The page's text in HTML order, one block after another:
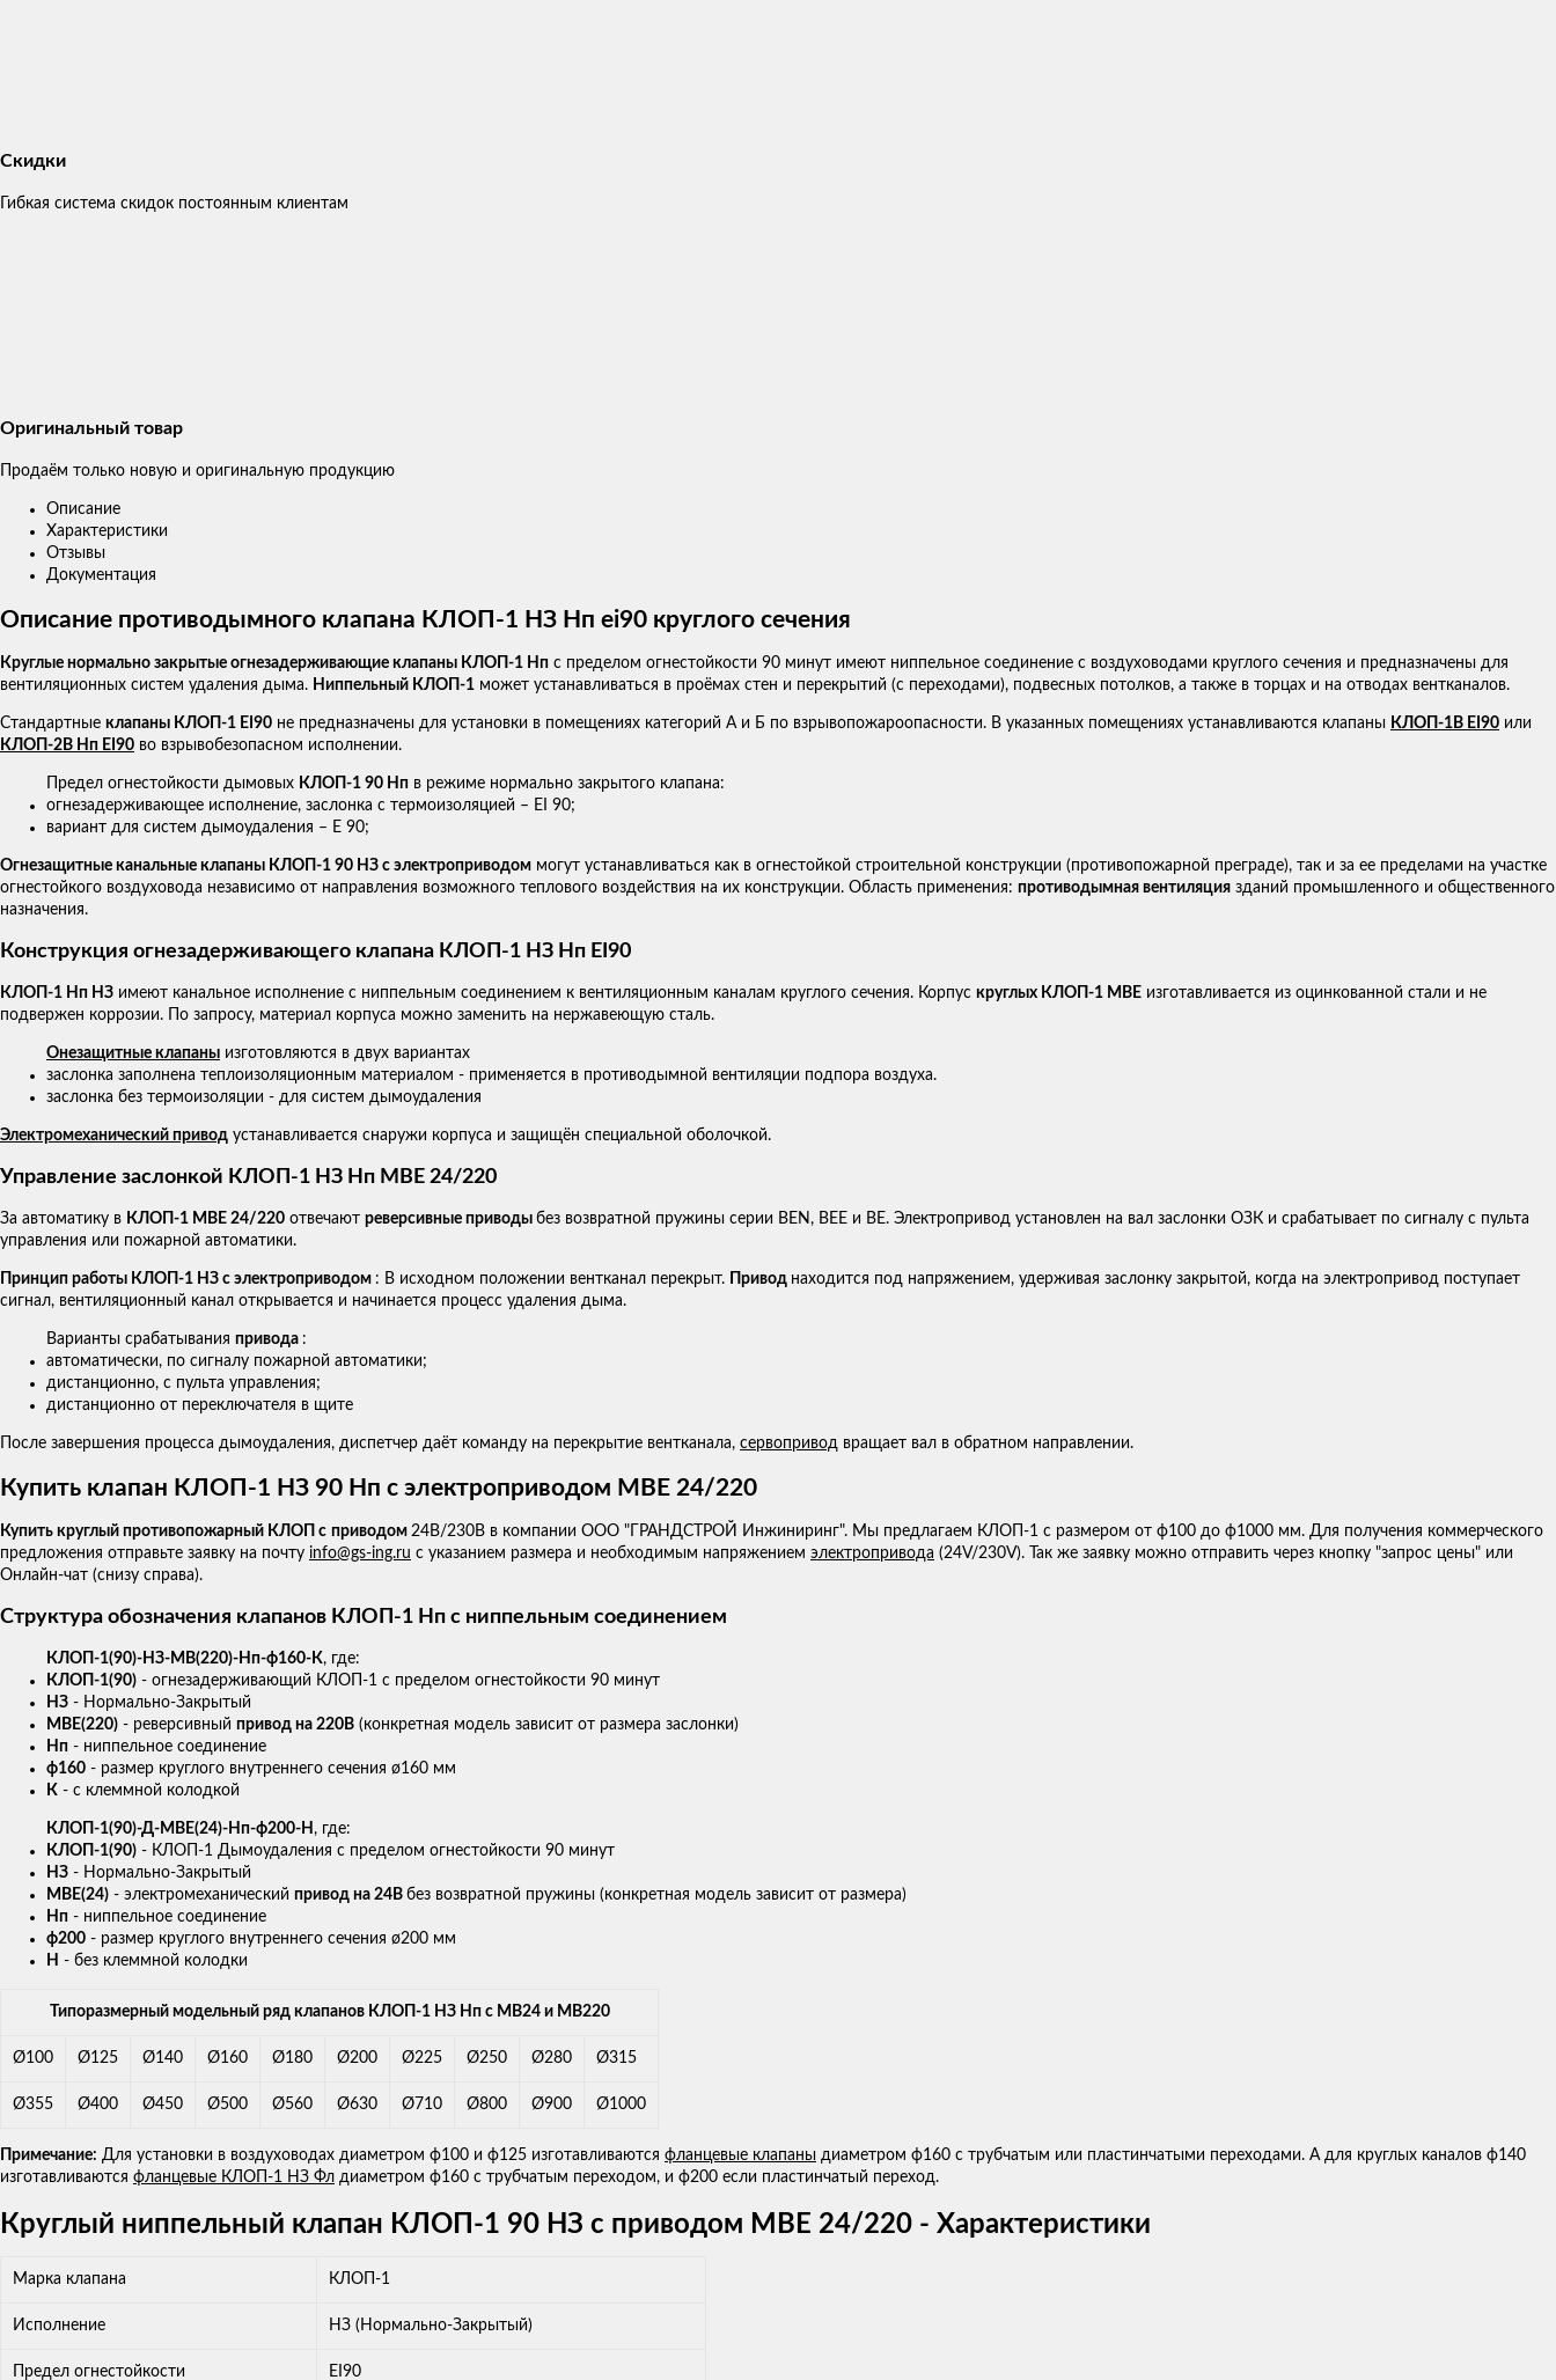
Скидки
Гибкая система скидок постоянным клиентам
Оригинальный товар
Продаём только новую и оригинальную продукцию
Описание
Характеристики
Отзывы
Документация
Описание противодымного клапана КЛОП-1 НЗ Нп ei90 круглого сечения
Круглые нормально закрытые огнезадерживающие клапаны КЛОП-1 Нп с пределом огнестойкости 90 минут имеют ниппельное соединение с воздуховодами круглого сечения и предназначены для
вентиляционных систем удаления дыма. Ниппельный КЛОП-1 может устанавливаться в проёмах стен и перекрытий (с переходами), подвесных потолков, а также в торцах и на отводах вентканалов.
Стандартные клапаны КЛОП-1 EI90 не предназначены для установки в помещениях категорий А и Б по взрывопожароопасности. В указанных помещениях устанавливаются клапаны КЛОП-1В EI90 или
КЛОП-2В Нп EI90 во взрывобезопасном исполнении.
Предел огнестойкости дымовых КЛОП-1 90 Нп в режиме нормально закрытого клапана:
огнезадерживающее исполнение, заслонка с термоизоляцией – EI 90;
вариант для систем дымоудаления – E 90;
Огнезащитные канальные клапаны КЛОП-1 90 НЗ с электроприводом могут устанавливаться как в огнестойкой строительной конструкции (противопожарной преграде), так и за ее пределами на участке
огнестойкого воздуховода независимо от направления возможного теплового воздействия на их конструкции. Область применения: противодымная вентиляция зданий промышленного и общественного
назначения.
Конструкция огнезадерживающего клапана КЛОП-1 НЗ Нп EI90
КЛОП-1 Нп НЗ имеют канальное исполнение с ниппельным соединением к вентиляционным каналам круглого сечения. Корпус круглых КЛОП-1 МВЕ изготавливается из оцинкованной стали и не
подвержен коррозии. По запросу, материал корпуса можно заменить на нержавеющую сталь.
Онезащитные клапаны изготовляются в двух вариантах
заслонка заполнена теплоизоляционным материалом - применяется в противодымной вентиляции подпора воздуха.
заслонка без термоизоляции - для систем дымоудаления
Электромеханический привод устанавливается снаружи корпуса и защищён специальной оболочкой.
Управление заслонкой КЛОП-1 НЗ Нп МВЕ 24/220
За автоматику в КЛОП-1 МВЕ 24/220 отвечают реверсивные приводы без возвратной пружины серии BEN, BEE и BE. Электропривод установлен на вал заслонки ОЗК и срабатывает по сигналу с пульта
управления или пожарной автоматики.
Принцип работы КЛОП-1 НЗ с электроприводом : В исходном положении вентканал перекрыт. Привод находится под напряжением, удерживая заслонку закрытой, когда на электропривод поступает
сигнал, вентиляционный канал открывается и начинается процесс удаления дыма.
Варианты срабатывания привода :
автоматически, по сигналу пожарной автоматики;
дистанционно, с пульта управления;
дистанционно от переключателя в щите
После завершения процесса дымоудаления, диспетчер даёт команду на перекрытие вентканала, сервопривод вращает вал в обратном направлении.
Купить клапан КЛОП-1 НЗ 90 Нп с электроприводом МВЕ 24/220
Купить круглый противопожарный КЛОП с приводом 24В/230В в компании ООО "ГРАНДСТРОЙ Инжиниринг". Мы предлагаем КЛОП-1 с размером от ф100 до ф1000 мм. Для получения коммерческого
предложения отправьте заявку на почту info@gs-ing.ru с указанием размера и необходимым напряжением электропривода (24V/230V). Так же заявку можно отправить через кнопку "запрос цены" или
Онлайн-чат (снизу справа).
Структура обозначения клапанов КЛОП-1 Нп с ниппельным соединением
КЛОП-1(90)-НЗ-МВ(220)-Нп-ф160-К, где:
КЛОП-1(90) - огнезадерживающий КЛОП-1 с пределом огнестойкости 90 минут
НЗ - Нормально-Закрытый
МВЕ(220) - реверсивный привод на 220В (конкретная модель зависит от размера заслонки)
Нп - ниппельное соединение
ф160 - размер круглого внутреннего сечения ø160 мм
К - с клеммной колодкой
КЛОП-1(90)-Д-МВЕ(24)-Нп-ф200-Н , где:
КЛОП-1(90) - КЛОП-1 Дымоудаления с пределом огнестойкости 90 минут
НЗ - Нормально-Закрытый
МВЕ(24) - электромеханический привод на 24В без возвратной пружины (конкретная модель зависит от размера)
Нп - ниппельное соединение
ф200 - размер круглого внутреннего сечения ø200 мм
Н - без клеммной колодки
Типоразмерный модельный ряд клапанов КЛОП-1 НЗ Нп с MB24 и MB220
Ø100 Ø125 Ø140 Ø160 Ø180 Ø200 Ø225 Ø250 Ø280 Ø315
Ø355 Ø400 Ø450 Ø500 Ø560 Ø630 Ø710 Ø800 Ø900 Ø1000
Примечание: Для установки в воздуховодах диаметром ф100 и ф125 изготавливаются фланцевые клапаны диаметром ф160 с трубчатым или пластинчатыми переходами. А для круглых каналов ф140
изготавливаются фланцевые КЛОП-1 НЗ Фл диаметром ф160 с трубчатым переходом, и ф200 если пластинчатый переход.
Круглый ниппельный клапан КЛОП-1 90 НЗ с приводом MBE 24/220 - Характеристики
Марка клапана КЛОП-1
Исполнение НЗ (Нормально-Закрытый)
Предел огнестойкости ЕI90